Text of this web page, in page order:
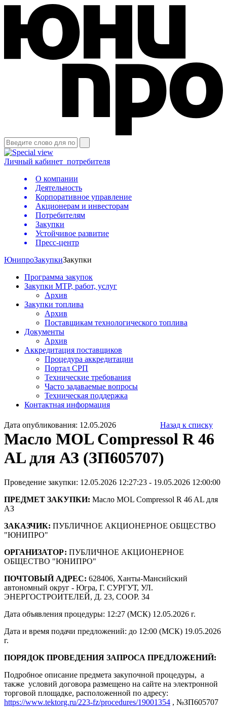
Личный кабинет потребителя
О компании
Деятельность
Корпоративное управление
Акционерам и инвесторам
Потребителям
Закупки
Устойчивое развитие
Пресс-центр
ЮнипроЗакупкиЗакупки
Программа закупок
Закупки МТР, работ, услуг
Архив
Закупки топлива
Архив
Поставщикам технологического топлива
Документы
Архив
Аккредитация поставщиков
Процедура аккредитации
Портал СРП
Технические требования
Часто задаваемые вопросы
Техническая поддержка
Контактная информация
Дата опубликования: 12.05.2026 Назад к списку
Масло MOL Compressol R 46
AL для АЗ (ЗП605707)
Проведение закупки: 12.05.2026 12:27:23 - 19.05.2026 12:00:00
ПРЕДМЕТ ЗАКУПКИ: Масло MOL Compressol R 46 AL для
АЗ
ЗАКАЗЧИК: ПУБЛИЧНОЕ АКЦИОНЕРНОЕ ОБЩЕСТВО
"ЮНИПРО"
ОРГАНИЗАТОР: ПУБЛИЧНОЕ АКЦИОНЕРНОЕ
ОБЩЕСТВО "ЮНИПРО"
ПОЧТОВЫЙ АДРЕС: 628406, Ханты-Мансийский
автономный округ - Югра, Г. СУРГУТ, УЛ.
ЭНЕРГОСТРОИТЕЛЕЙ, Д. 23, СООР. 34
Дата объявления процедуры: 12:27 (МСК) 12.05.2026 г.
Дата и время подачи предложений: до 12:00 (МСК) 19.05.2026
г.
ПОРЯДОК ПРОВЕДЕНИЯ ЗАПРОСА ПРЕДЛОЖЕНИЙ:
Подробное описание предмета закупочной процедуры, а
также условий договора размещено на сайте на электронной
торговой площадке, расположенной по адресу:
https://www.tektorg.ru/223-fz/procedures/19001354 , №ЗП605707